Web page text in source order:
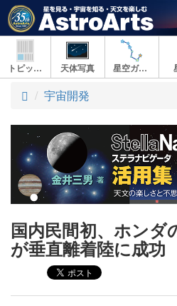
トピックス 天体写真 星空ガイド
ト
プ
宇宙開発
国内民間初、ホンダ
が垂直離着陸に成功